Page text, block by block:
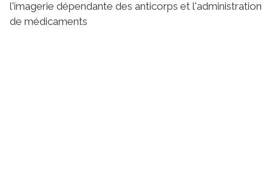
l'imagerie dépendante des anticorps et l'administration
de médicaments